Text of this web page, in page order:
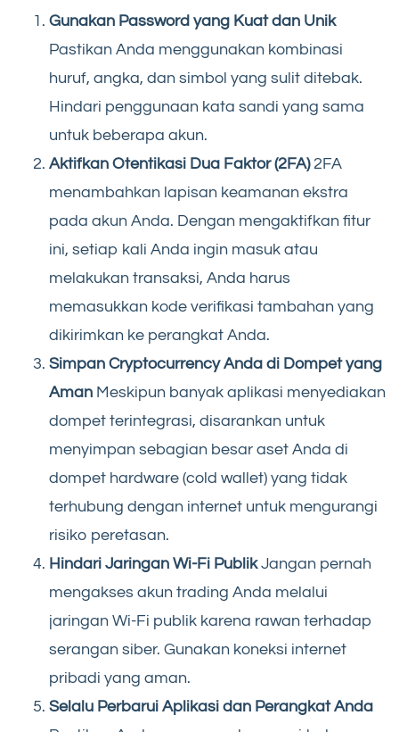
Gunakan Password yang Kuat dan Unik
Pastikan Anda menggunakan kombinasi
huruf, angka, dan simbol yang sulit ditebak.
Hindari penggunaan kata sandi yang sama
untuk beberapa akun.
Aktifkan Otentikasi Dua Faktor (2FA)2FA
menambahkan lapisan keamanan ekstra
pada akun Anda. Dengan mengaktifkan fitur
ini, setiap kali Anda ingin masuk atau
melakukan transaksi, Anda harus
memasukkan kode verifikasi tambahan yang
dikirimkan ke perangkat Anda.
Simpan Cryptocurrency Anda di Dompet yang
Aman Meskipun banyak aplikasi menyediakan
dompet terintegrasi, disarankan untuk
menyimpan sebagian besar aset Anda di
dompet hardware (cold wallet) yang tidak
terhubung dengan internet untuk mengurangi
risiko peretasan.
Hindari Jaringan Wi-Fi PublikJangan pernah
mengakses akun trading Anda melalui
jaringan Wi-Fi publik karena rawan terhadap
serangan siber. Gunakan koneksi internet
pribadi yang aman.
Selalu Perbarui Aplikasi dan Perangkat Anda